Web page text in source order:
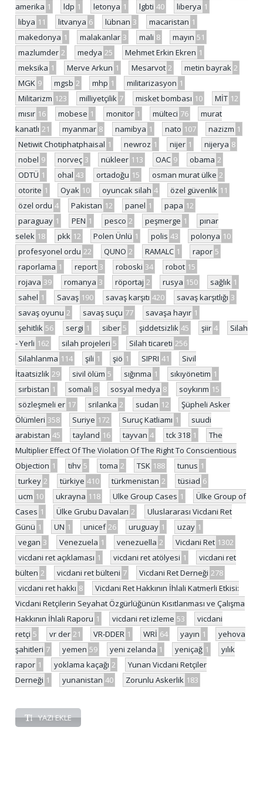
amerika 1 ldp 1 letonya 1 lgbti 40 liberya 1
libya 11 litvanya 6 lübnan 3 macaristan 1
makedonya 1 malakanlar 3 mali 8 mayın 51
mazlumder 2 medya 25 Mehmet Erkin Ekren 1
meksika 1 Merve Arkun 1 Mesarvot 2 metin bayrak 2
MGK 9 mgsb 2 mhp 1 militarizasyon 1
Militarizm 123 milliyetçilik 7 misket bombası 10 MİT 12
mısır 16 mobese 1 monitor 1 mülteci 76
murat
kanatlı 21 myanmar 8 namibya 1 nato 107 nazizm 1
Netiwit Chotiphatphaisal 1 newroz 1 nijer 1 nijerya 8
nobel 9 norveç 3 nükleer 113 OAC 9 obama 2
ODTÜ 1 ohal 43 ortadoğu 15 osman murat ülke 2
otorite 1 Oyak 10 oyuncak silah 4 özel güvenlik 11
özel ordu 4 Pakistan 12 panel 1 papa 12
paraguay 1 PEN 1 pesco 2 peşmerge 1
pınar
selek 18 pkk 12 Polen Ünlü 1 polis 43 polonya 10
profesyonel ordu 22 QUNO 2 RAMALC 1 rapor 5
raporlama 1 report 3 roboski 34 robot 15
rojava 39 romanya 3 röportaj 2 rusya 150 sağlık 1
sahel 1 Savaş 190 savaş karşıtı 420 savaş karşıtlığı 3
savaş oyunu 2 savaş suçu 77 savaşa hayır 1
şehitlik 56 sergi 1 siber 5 şiddetsizlik 45 şiir 4
Silah
- Yerli 162 silah projeleri 5 Silah ticareti 256
Silahlanma 114 şili 1 şiö 1 SIPRI 41
Sivil
İtaatsizlik 29 sivil ölüm 5 sığınma 1 sıkıyönetim 1
sırbistan 1 somali 8 sosyal medya 8 soykırım 15
sözleşmeli er 17 srilanka 2 sudan 12
Şüpheli Asker
Ölümleri 358 Suriye 172 Suruç Katliamı 1
suudi
arabistan 45 tayland 16 tayvan 4 tck 318 1
The
Multiplier Effect Of The Violation Of The Right To Conscientious
Objection 1 tihv 5 toma 2 TSK 188 tunus 1
turkey 2 türkiye 410 türkmenistan 2 tüsiad 6
ucm 10 ukrayna 118 Ulke Group Cases 1
Ülke Group of
Cases 1 Ülke Grubu Davaları 2
Uluslararası Vicdani Ret
Günü 1 UN 1 unicef 26 uruguay 1 uzay 1
vegan 3 Venezuela 1 venezuella 2 Vicdani Ret 1302
vicdani ret açıklaması 1 vicdani ret atölyesi 1
vicdani ret
bülten 2 vicdani ret bülteni 7 Vicdani Ret Derneği 278
vicdani ret hakkı 8
Vicdani Ret Hakkının İhlali Katmerli Etkisi:
Vicdani Retçilerin Seyahat Özgürlüğünün Kısıtlanması ve Çalışma
Hakkının İhlali Raporu 1 vicdani ret izleme 53
vicdani
retçi 5 vr der 21 VR-DDER 1 WRİ 64 yayın 1
yehova
şahitleri 7 yemen 59 yeni zelanda 1 yeniçağ 1
yılık
rapor 1 yoklama kaçağı 2
Yunan Vicdani Retçiler
Derneği 1 yunanistan 40 Zorunlu Askerlik 183
YAZI EKLE